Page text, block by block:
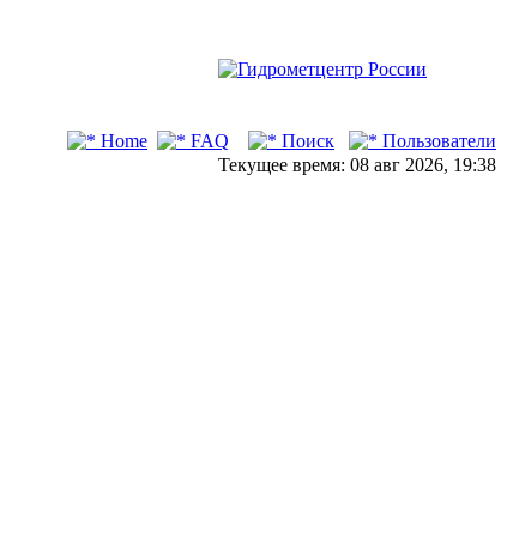
Home FAQ Поиск
Пользователи
Текущее время: 08 авг 2026, 19:38